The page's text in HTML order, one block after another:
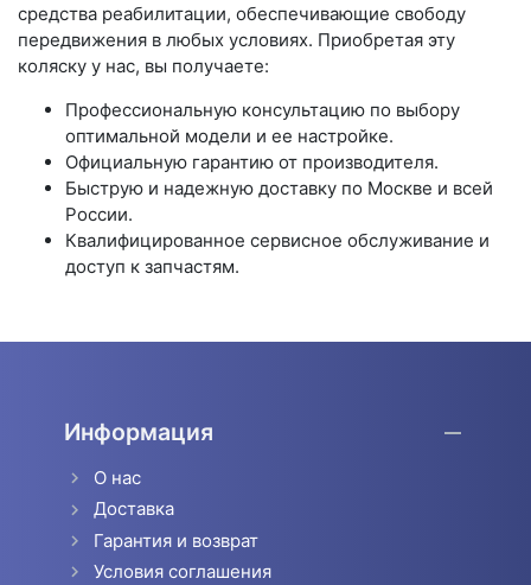
средства реабилитации, обеспечивающие свободу
передвижения в любых условиях. Приобретая эту
коляску у нас, вы получаете:
Профессиональную консультацию по выбору
оптимальной модели и ее настройке.
Официальную гарантию от производителя.
Быструю и надежную доставку по Москве и всей
России.
Квалифицированное сервисное обслуживание и
доступ к запчастям.
Информация
О нас
Доставка
Гарантия и возврат
Условия соглашения